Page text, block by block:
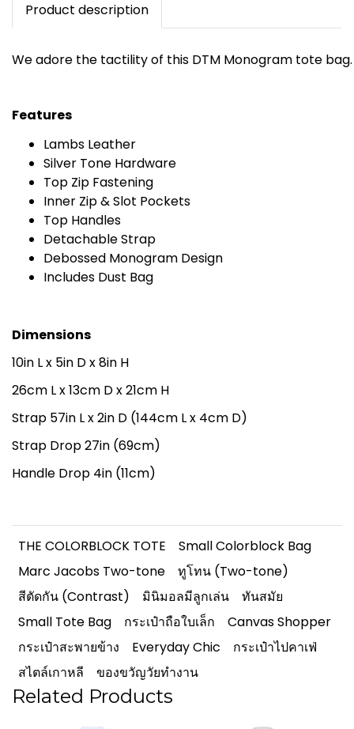
Product description
We adore the tactility of this DTM Monogram tote
Features
Lambs Leather
Silver Tone Hardware
Top Zip Fastening
Inner Zip & Slot Pockets
Top Handles
Detachable Strap
Debossed Monogram Design
Includes Dust Bag
Dimensions
10in L x 5in D x 8in H
26cm L x 13cm D x 21cm H
Strap 57in L x 2in D (144cm L x 4cm D)
Strap Drop 27in (69cm)
Handle Drop 4in (11cm)
THE COLORBLOCK TOTE
Small Colorblock Bag
Marc Jacobs Two-tone
ทูโทน (Two-tone)
สีตัดกัน (Contrast)
มินิมอลมีลูกเล่น
ทันสมัย
Small Tote Bag
กระเป๋าถือใบเล็ก
Canvas Shopper
กระเป๋าสะพายข้าง
Everyday Chic
กระเป๋าไปคาเฟ่
สไตล์เกาหลี
ของขวัญวัยทำงาน
Related Products